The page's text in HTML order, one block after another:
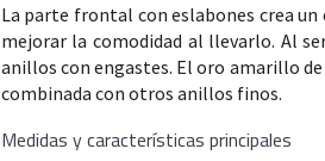
La parte frontal con eslabones crea
mejorar la comodidad al llevarlo. Al
anillos con engastes. El oro amarillo
combinada con otros anillos finos.
Medidas y características principales